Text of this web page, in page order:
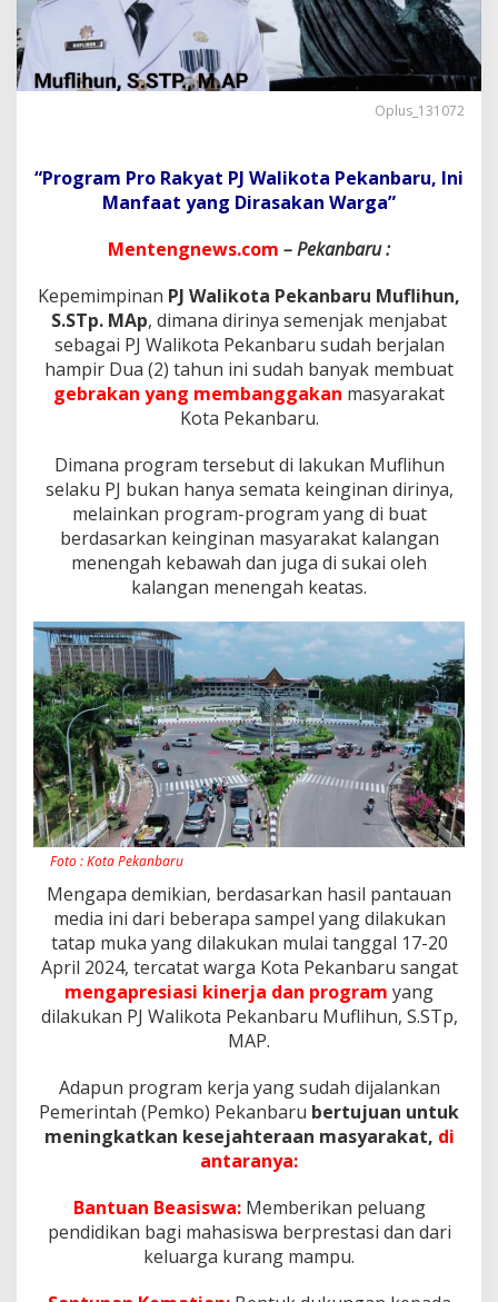
a
n
g
a
g
a
r
s
i
a
s
i
K
i
n
r
j
a
d
a
n
P
r
a
m
P
J
a
l
i
k
t
a
P
e
k
a
n
b
u
,
Oplus_131072
“Program Pro Rakyat PJ Walikota Pekanbaru, Ini
Manfaat yang Dirasakan Warga”
Mentengnews.com – Pekanbaru :
Kepemimpinan PJ Walikota Pekanbaru Muflihun,
S.STp. MAp, dimana dirinya semenjak menjabat
sebagai PJ Walikota Pekanbaru sudah berjalan
hampir Dua (2) tahun ini sudah banyak membuat
gebrakan yang membanggakan masyarakat
Kota Pekanbaru.
Dimana program tersebut di lakukan Muflihun
selaku PJ bukan hanya semata keinginan dirinya,
melainkan program-program yang di buat
berdasarkan keinginan masyarakat kalangan
menengah kebawah dan juga di sukai oleh
kalangan menengah keatas.
Foto : Kota Pekanbaru
Mengapa demikian, berdasarkan hasil pantauan
media ini dari beberapa sampel yang dilakukan
tatap muka yang dilakukan mulai tanggal 17-20
April 2024, tercatat warga Kota Pekanbaru sangat
mengapresiasi kinerja dan program yang
dilakukan PJ Walikota Pekanbaru Muflihun, S.STp,
MAP.
Adapun program kerja yang sudah dijalankan
Pemerintah (Pemko) Pekanbaru bertujuan untuk
meningkatkan kesejahteraan masyarakat, di
antaranya:
Bantuan Beasiswa:Memberikan peluang
pendidikan bagi mahasiswa berprestasi dan dari
keluarga kurang mampu.